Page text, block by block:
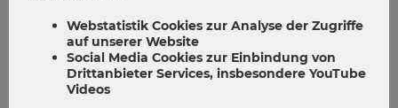
Webstatistik Cookies zur Analyse der Zugriffe
auf unserer Website
Social Media Cookies zur Einbindung von
Drittanbieter Services, insbesondere YouTube
Videos